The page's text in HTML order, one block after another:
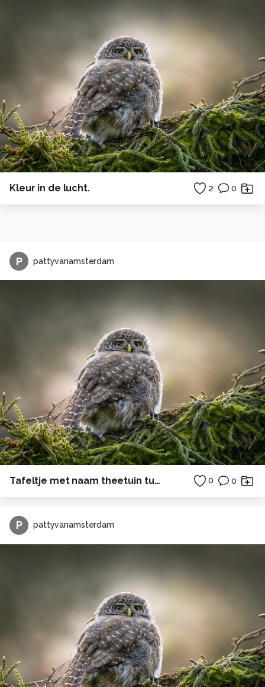
Kleur in de lucht. 2 0
P pattyvanamsterdam
Tafeltje met naam theetuin tuin 0 0
P pattyvanamsterdam